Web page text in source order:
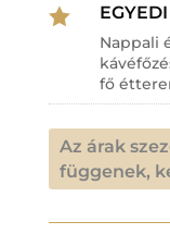

Nappali
fő
Az árak
függenek,